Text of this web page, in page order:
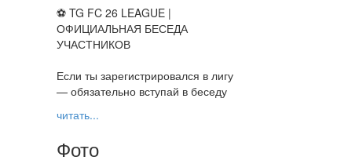
⚽ TG FC 26 LEAGUE |
ОФИЦИАЛЬНАЯ БЕСЕДА
УЧАСТНИКОВ
Если ты зарегистрировался в лигу
— обязательно вступай в беседу
читать...
Фото